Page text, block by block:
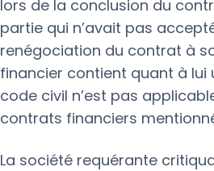
lors de la conclusion du
partie qui n’avait pas
renégociation du contrat à
financier contient quant à lui
code civil n’est pas
contrats financiers
La société requérante